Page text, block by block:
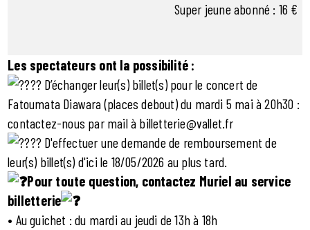
Super jeune abonné : 16 €
Les spectateurs ont la possibilité :
D’échanger leur(s) billet(s) pour le concert de
Fatoumata Diawara (places debout) du mardi 5 mai à 20h30 :
contactez-nous par mail à billetterie@vallet.fr
D'effectuer une demande de remboursement de
leur(s) billet(s) d'ici le 18/05/2026 au plus tard.
Pour toute question, contactez Muriel au service
billetterie
• Au guichet : du mardi au jeudi de 13h à 18h